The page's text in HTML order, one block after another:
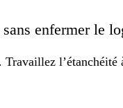
enfermer le
Travaillez l’étanchéité